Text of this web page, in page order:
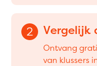
2 Vergelijk
Ontvang
van klussers